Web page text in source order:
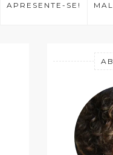
APRESENTE-SE!